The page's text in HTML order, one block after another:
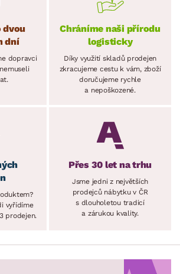
dvou
dní
dopravci
Chráníme naši přírodu
logisticky
Díky využití skladů prodejen
zkracujeme cestu k vám, zboží
doručujeme rychle
a nepoškozené.
vyřídíme
prodejen.
Přes 30 let na trhu
Jsme jedni z největších
prodejců nábytku v ČR
s dlouholetou tradicí
a zárukou kvality.